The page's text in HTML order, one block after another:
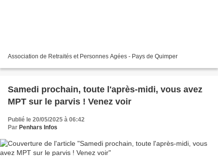
Association de Retraités et Personnes Agées - Pays de Quimper
Samedi prochain, toute l'après-midi, vous avez
MPT sur le parvis ! Venez voir
Publié le 20/05/2025 à 06:42
Par Penhars Infos